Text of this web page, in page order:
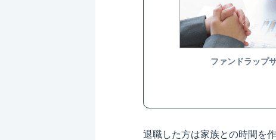
ファンドラップ
退職した方は家族との時間を